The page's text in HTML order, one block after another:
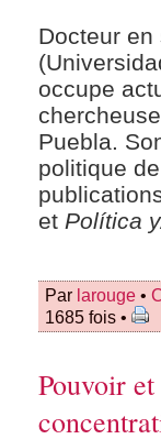
Docteur en
occupe
Puebla.
politique
et Política
Par larouge •
1685 fois •
Pouvoir